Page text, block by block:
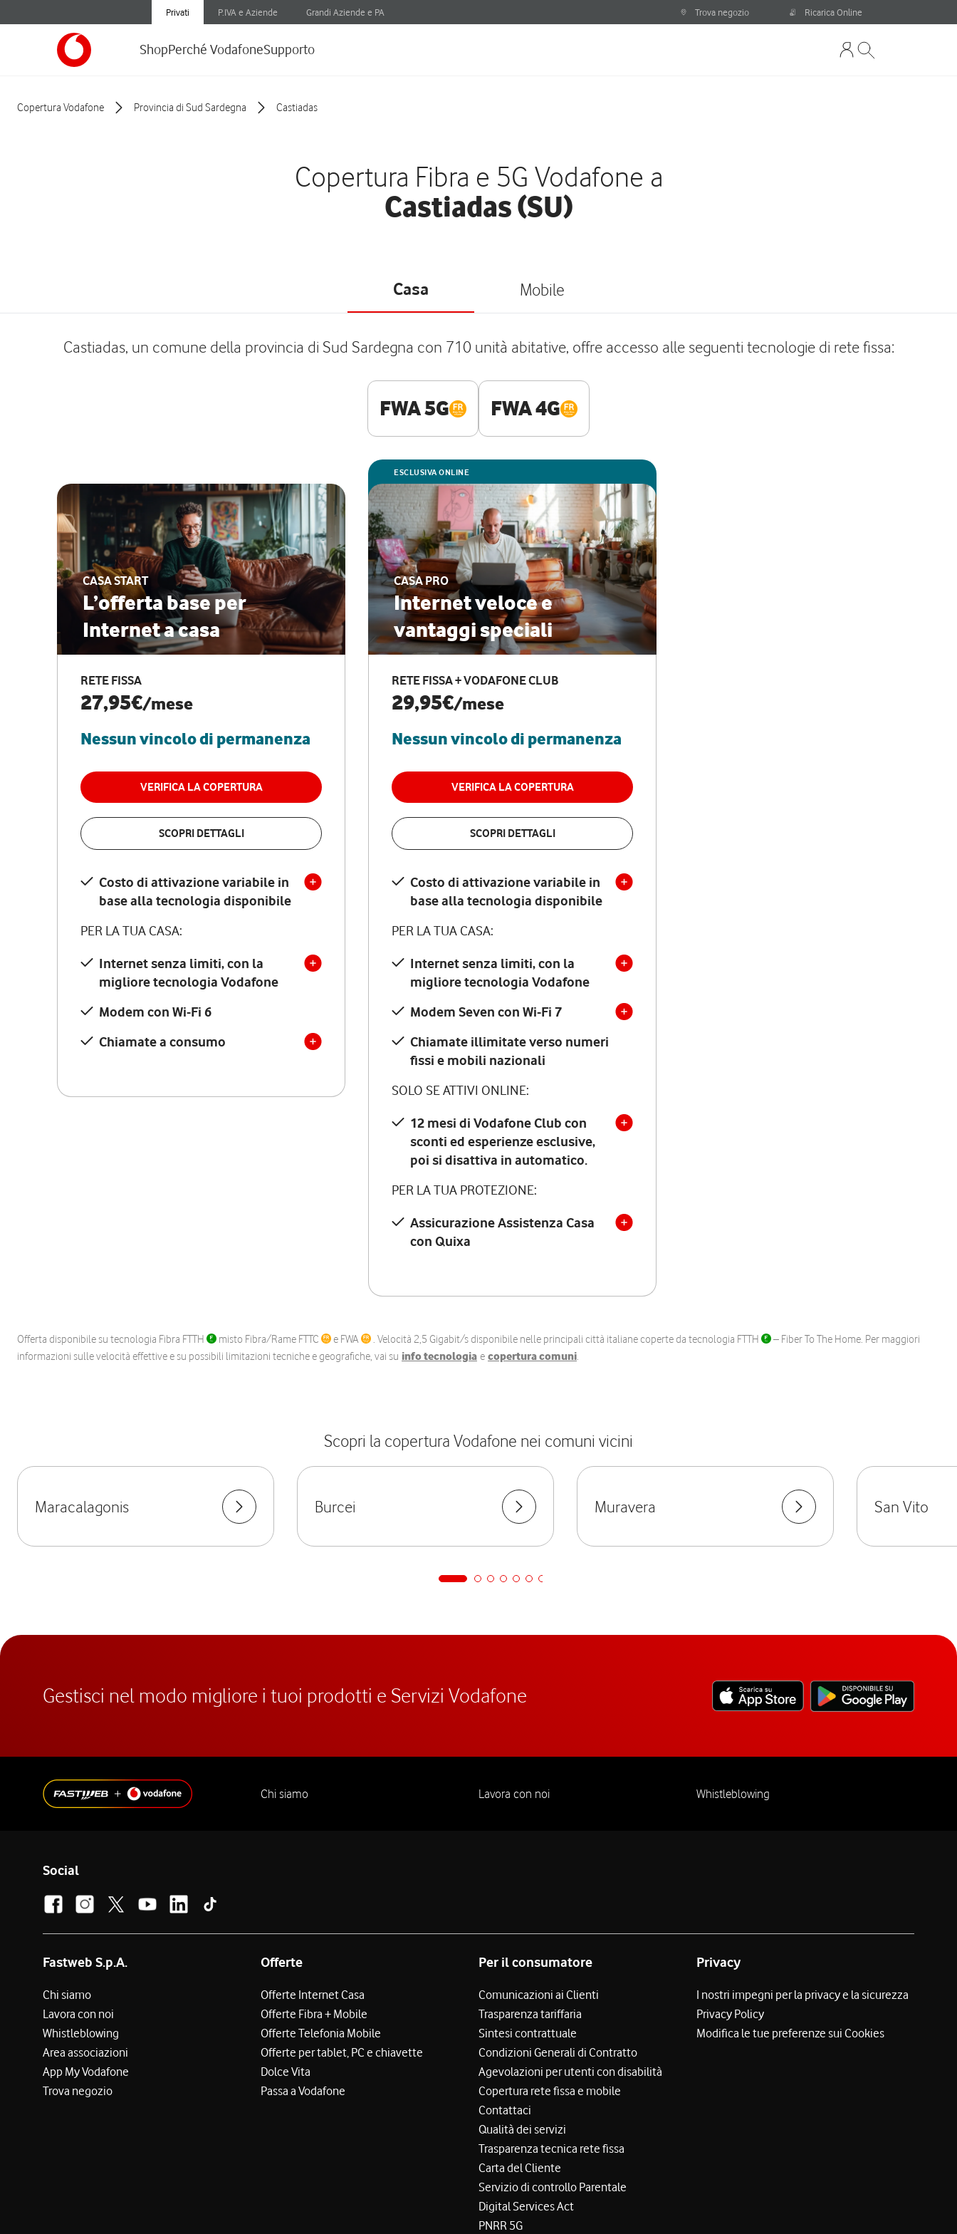
Privati P.IVA e Aziende Grandi Aziende e PA Trova negozio Ricarica Online
ShopPerché VodafoneSupporto
Copertura Vodafone Provincia di Sud Sardegna Castiadas
Copertura Fibra e 5G Vodafone a
Castiadas (SU)
Casa Mobile
Castiadas, un comune della provincia di Sud Sardegna con 710 unità abitative, offre accesso alle seguenti tecnologie di rete fissa:
FWA 5G FWA 4G
CASA START
L’offerta base per
Internet a casa
RETE FISSA
27,95€/mese
Nessun vincolo di permanenza
VERIFICA LA COPERTURA
SCOPRI DETTAGLI
Costo di attivazione variabile in
base alla tecnologia disponibile
PER LA TUA CASA:
Internet senza limiti, con la
migliore tecnologia Vodafone
Modem con Wi-Fi 6
Chiamate a consumo
ESCLUSIVA ONLINE
CASA PRO
Internet veloce e
vantaggi speciali
RETE FISSA + VODAFONE CLUB
29,95€/mese
Nessun vincolo di permanenza
VERIFICA LA COPERTURA
SCOPRI DETTAGLI
Costo di attivazione variabile in
base alla tecnologia disponibile
PER LA TUA CASA:
Internet senza limiti, con la
migliore tecnologia Vodafone
Modem Seven con Wi-Fi 7
Chiamate illimitate verso numeri
fissi e mobili nazionali
SOLO SE ATTIVI ONLINE:
12 mesi di Vodafone Club con
sconti ed esperienze esclusive,
poi si disattiva in automatico.
PER LA TUA PROTEZIONE:
Assicurazione Assistenza Casa
con Quixa
Offerta disponibile su tecnologia Fibra FTTH misto Fibra/Rame FTTC e FWA . Velocità 2,5 Gigabit/s disponibile nelle principali città italiane coperte da tecnologia FTTH
– Fiber To The Home. Per maggiori
informazioni sulle velocità effettive e su possibili limitazioni tecniche e geografiche, vai su info tecnologia e copertura comuni.
Scopri la copertura Vodafone nei comuni vicini
Maracalagonis Burcei Muravera San Vito
Gestisci nel modo migliore i tuoi prodotti e Servizi Vodafone
Chi siamo Lavora con noi Whistleblowing
Social
Fastweb S.p.A.
Chi siamo
Lavora con noi
Whistleblowing
Area associazioni
App My Vodafone
Trova negozio
Offerte
Offerte Internet Casa
Offerte Fibra + Mobile
Offerte Telefonia Mobile
Offerte per tablet, PC e chiavette
Dolce Vita
Passa a Vodafone
Per il consumatore
Comunicazioni ai Clienti
Trasparenza tariffaria
Sintesi contrattuale
Condizioni Generali di Contratto
Agevolazioni per utenti con disabilità
Copertura rete fissa e mobile
Contattaci
Qualità dei servizi
Trasparenza tecnica rete fissa
Carta del Cliente
Servizio di controllo Parentale
Digital Services Act
PNRR 5G
Privacy
I nostri impegni per la privacy e la sicurezza
Privacy Policy
Modifica le tue preferenze sui Cookies